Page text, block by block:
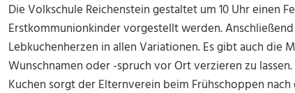
Die Volkschule Reichenstein gestaltet um 10 Uhr einen
Erstkommunionkinder vorgestellt werden.
Lebkuchenherzen in allen Variationen. Es gibt auch die
Wunschnamen oder -spruch vor Ort verzieren zu
Kuchen sorgt der Elternverein beim Frühschoppen